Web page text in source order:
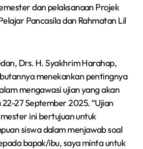
dan pelaksanaan Projek
Pancasila dan Rahmatan Lil
Drs. H. Syakhrim Harahap,
menekankan pentingnya
mengawasi ujian yang akan
27 September 2025. “Ujian
ini bertujuan untuk
siswa dalam menjawab soal
bapak/ibu, saya minta untuk